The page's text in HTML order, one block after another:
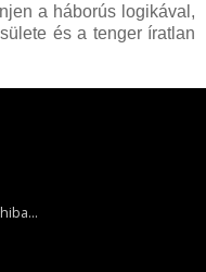
a háborús logikával,
és a tenger íratlan